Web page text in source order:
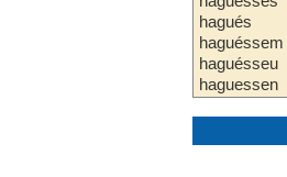
hagués
haguéssem
haguésseu
haguessen